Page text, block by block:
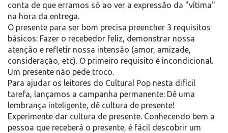
conta de que erramos só ao ver a expressão da "vítima"
na hora da entrega.
O presente para ser bom precisa preencher 3 requisitos
básicos: Fazer o recebedor feliz, demonstrar nossa
atenção e refletir nossa intensão (amor, amizade,
consideração, etc). O primeiro requisito é incondicional.
Um presente não pede troco.
Para ajudar os leitores do Cultural Pop nesta difícil
tarefa, lançamos a campanha permanente: Dê uma
lembrança inteligente, dê cultura de presente!
Experimente dar cultura de presente. Conhecendo bem a
pessoa que receberá o presente, é fácil descobrir um